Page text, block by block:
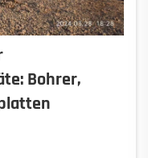
Bohrer,